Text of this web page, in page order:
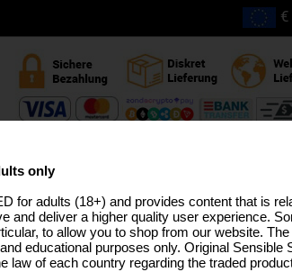
PRO-LINIE MEDIZINISCHES SAATGUT USA
only
for adults (18+) and provides content that is
and deliver a higher quality user experience.
to allow you to shop from our website.
educational purposes only. Original
law of each country regarding the traded